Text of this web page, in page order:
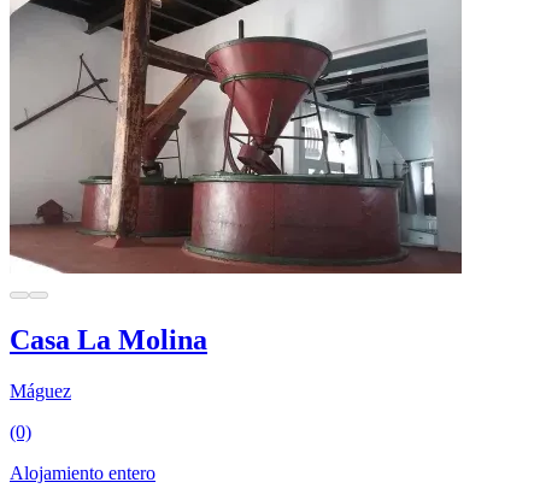
Casa La Molina
Máguez
(0)
Alojamiento entero